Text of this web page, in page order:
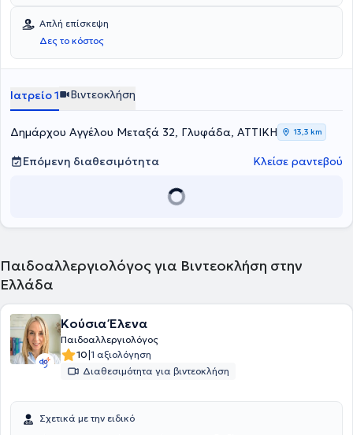
Απλή επίσκεψη
Δες το κόστος
Ιατρείο 1 Βιντεοκλήση
Δημάρχου Αγγέλου Μεταξά 32, Γλυφάδα, ΑΤΤΙΚΗ 13,3 km
Επόμενη διαθεσιμότητα Κλείσε ραντεβού
Παιδοαλλεργιολόγος για Βιντεοκλήση στην
Ελλάδα
Κούσια Έλενα
Παιδοαλλεργιολόγος
10|1 αξιολόγηση
Διαθεσιμότητα για βιντεοκλήση
Σχετικά με την ειδικό